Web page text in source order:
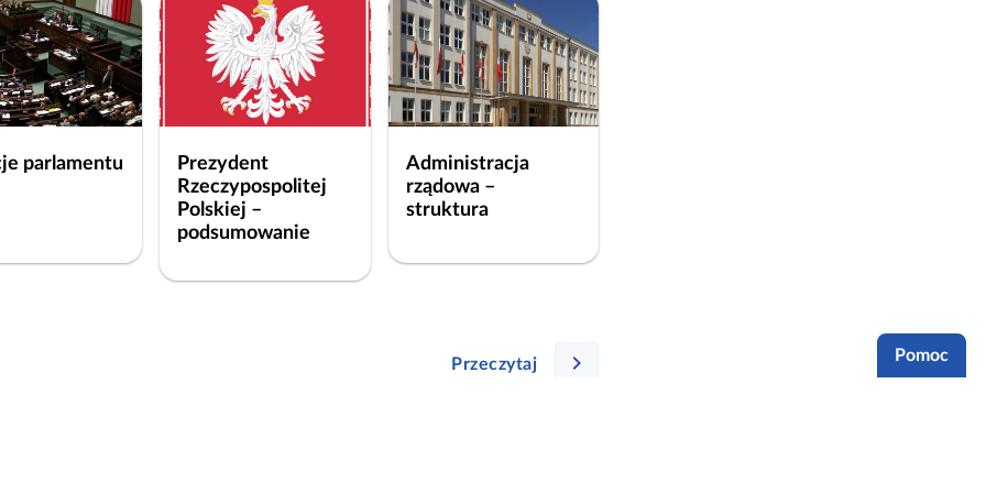
Pomoc
ó
ż
n
e
w
i
e
parlamentu
Prezydent
Rzeczypospolitej
Polskiej –
podsumowanie
Administracja
rządowa –
struktura
Przeczytaj